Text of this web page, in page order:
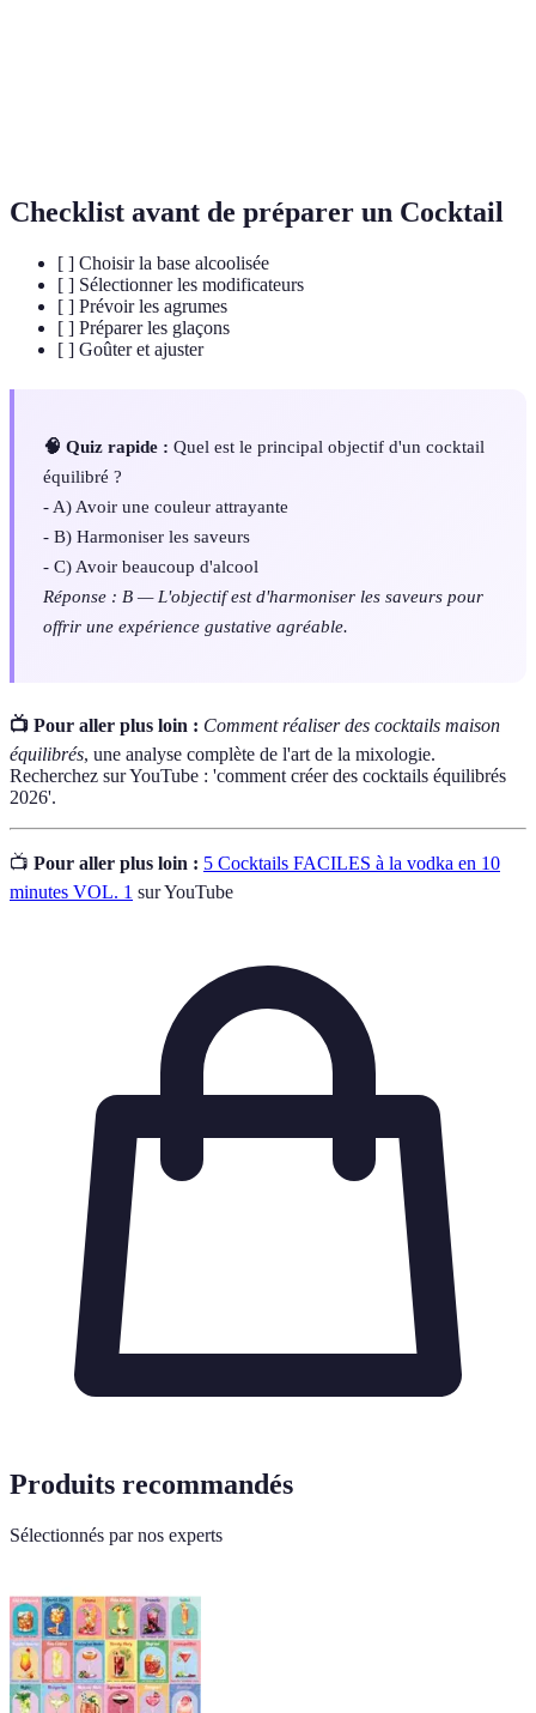
Checklist avant de préparer un Cocktail
[ ] Choisir la base alcoolisée
[ ] Sélectionner les modificateurs
[ ] Prévoir les agrumes
[ ] Préparer les glaçons
[ ] Goûter et ajuster
🧠 Quiz rapide : Quel est le principal objectif d'un cocktail
équilibré ?
- A) Avoir une couleur attrayante
- B) Harmoniser les saveurs
- C) Avoir beaucoup d'alcool
Réponse : B — L'objectif est d'harmoniser les saveurs pour
offrir une expérience gustative agréable.
📺 Pour aller plus loin : Comment réaliser des cocktails maison
équilibrés, une analyse complète de l'art de la mixologie.
Recherchez sur YouTube : 'comment créer des cocktails équilibrés
2026'.
📺 Pour aller plus loin : 5 Cocktails FACILES à la vodka en 10
minutes VOL. 1 sur YouTube
Produits recommandés
Sélectionnés par nos experts